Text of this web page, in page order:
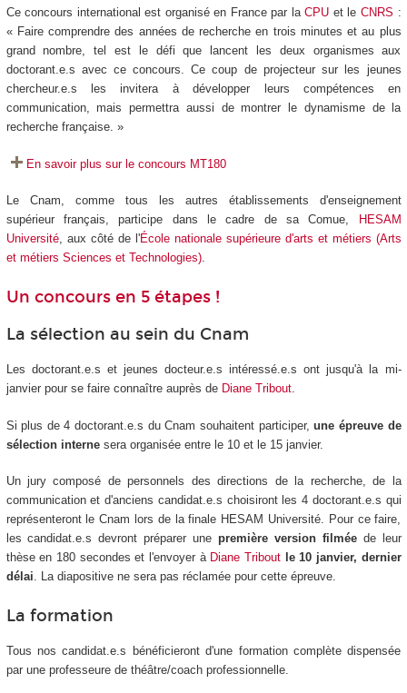
Ce concours international est organisé en France par laCPU et le CNRS :
« Faire comprendre des années de recherche en trois minutes et au plus
grand nombre, tel est le défi que lancent les deux organismes aux
doctorant.e.s avec ce concours. Ce coup de projecteur sur les jeunes
chercheur.e.s les invitera à développer leurs compétences en
communication, mais permettra aussi de montrer le dynamisme de la
recherche française. »
En savoir plus sur le concours MT180
Le Cnam, comme tous les autres établissements d'enseignement
supérieur français, participe dans le cadre de sa Comue,
HESAM
Université, aux côté de l'École nationale supérieure d'arts et métiers (Arts
et métiers Sciences et Technologies).
Un concours en 5 étapes !
La sélection au sein du Cnam
Les doctorant.e.s et jeunes docteur.e.s intéressé.e.s ont jusqu'à la mi-
janvier pour se faire connaître auprès de Diane Tribout.
Si plus de 4 doctorant.e.s du Cnam souhaitent participer,une épreuve de
sélection internesera organisée entre le 10 et le 15 janvier.
Un jury composé de personnels des directions de la recherche, de la
communication et d'anciens candidat.e.s choisiront les 4 doctorant.e.s qui
représenteront le Cnam lors de la finale HESAM Université. Pour ce faire,
les candidat.e.s devront préparer une première version filméede leur
thèse en 180 secondes et l'envoyer à Diane Tribout
le 10 janvier, dernier
délai. La diapositive ne sera pas réclamée pour cette épreuve.
La formation
Tous nos candidat.e.s bénéficieront d'une formation complète dispensée
par une professeure de théâtre/coach professionnelle.